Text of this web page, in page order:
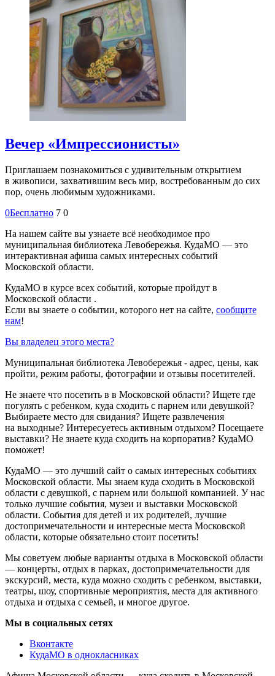
Вечер «Импрессионисты»
Приглашаем познакомиться с удивительным открытием
в живописи, захватившим весь мир, востребованным до сих
пор, очень любимым художниками.
0Бесплатно 7 0
На нашем сайте вы узнаете всё необходимое про
муниципальная библиотека Левобережья. КудаМО — это
интерактивная афиша самых интересных событий
Московской области.
КудаМО в курсе всех событий, которые пройдут в
Московской области .
Если вы знаете о событии, которого нет на сайте, сообщите
нам!
Вы владелец этого места?
Муниципальная библиотека Левобережья - адрес, цены, как
пройти, режим работы, фотографии и отзывы посетителей.
Не знаете что посетить в в Московской области? Ищете где
погулять с ребенком, куда сходить с парнем или девушкой?
Выбираете место для свидания? Ищете развлечения
на выходные? Интересуетесь активным отдыхом? Посещаете
выставки? Не знаете куда сходить на корпоратив? КудаМО
поможет!
КудаМО — это лучший сайт о самых интересных событиях
Московской области. Мы знаем куда сходить в Московской
области с девушкой, с парнем или большой компанией. У нас
только лучшие события, музеи и выставки Московской
области. События для детей и их родителей, лучшие
достопримечательности и интересные места Московской
области, которые обязательно стоит посетить!
Мы советуем любые варианты отдыха в Московской области
— концерты, отдых в парках, достопримечательности для
экскурсий, места, куда можно сходить с ребенком, выставки,
театры, шоу, спортивные мероприятия, места для активного
отдыха и отдыха с семьей, и многое другое.
Мы в социальных сетях
Вконтакте
КудаМО в однокласниках